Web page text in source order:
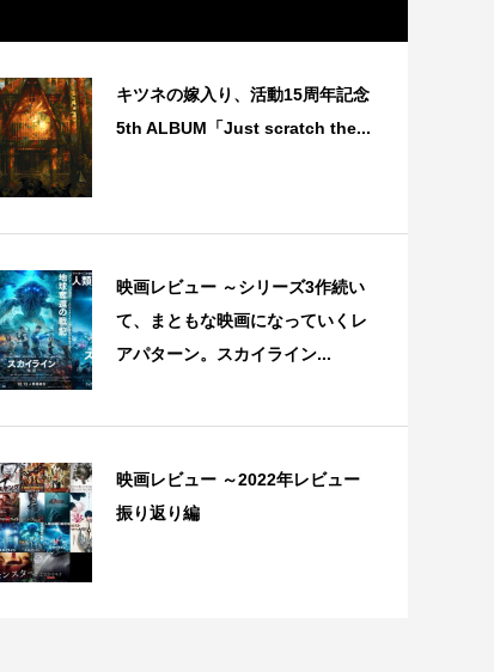
キツネの嫁入り、活動15周年記念
5th ALBUM「Just scratch the...
映画レビュー ～シリーズ3作続い
て、まともな映画になっていくレ
アパターン。スカイライン...
映画レビュー ～2022年レビュー
振り返り編